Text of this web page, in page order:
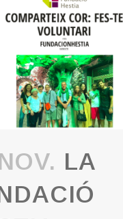
LA